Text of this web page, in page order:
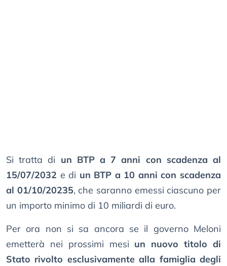
Si tratta di un BTP a 7 anni con scadenza al
15/07/2032 e di un BTP a 10 anni con scadenza
al 01/10/20235, che saranno emessi ciascuno per
un importo minimo di 10 miliardi di euro.
Per ora non si sa ancora se il governo Meloni
emetterà nei prossimi mesi un nuovo titolo di
Stato rivolto esclusivamente alla famiglia degli